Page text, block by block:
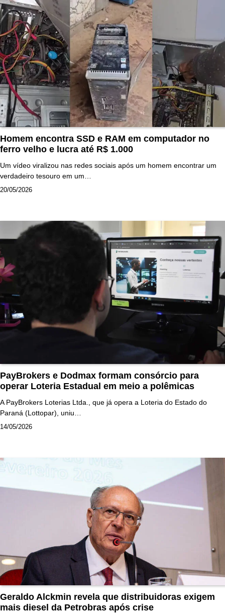
Homem encontra SSD e RAM em computador no
ferro velho e lucra até R$ 1.000
Um vídeo viralizou nas redes sociais após um homem encontrar um
verdadeiro tesouro em um…
20/05/2026
PayBrokers e Dodmax formam consórcio para
operar Loteria Estadual em meio a polêmicas
A PayBrokers Loterias Ltda., que já opera a Loteria do Estado do
Paraná (Lottopar), uniu…
14/05/2026
Geraldo Alckmin revela que distribuidoras exigem
mais diesel da Petrobras após crise